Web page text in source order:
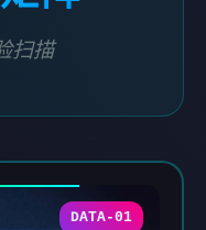
扫描
DATA-01